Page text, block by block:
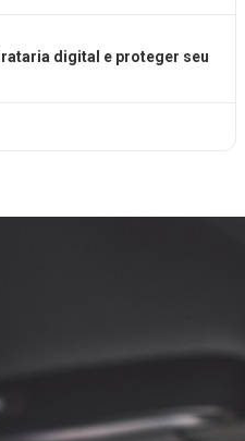
digital e proteger seu